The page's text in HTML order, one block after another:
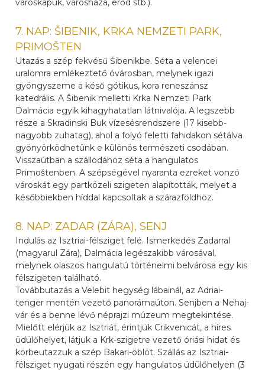
városkapuk, városháza, erőd stb.).
7. NAP: ŠIBENIK, KRKA NEMZETI PARK,
PRIMOŠTEN
Utazás a szép fekvésű Šibenikbe. Séta a velencei
uralomra emlékeztető óvárosban, melynek igazi
gyöngyszeme a késő gótikus, kora reneszánsz
katedrális. A Šibenik melletti Krka Nemzeti Park
Dalmácia egyik kihagyhatatlan látnivalója. A legszebb
része a Skradinski Buk vízesésrendszere (17 kisebb-
nagyobb zuhatag), ahol a folyó feletti fahidakon sétálva
gyönyörködhetünk e különös természeti csodában.
Visszaútban a szállodához séta a hangulatos
Primoštenben. A szépségével nyaranta ezreket vonzó
városkát egy partközeli szigeten alapították, melyet a
későbbiekben híddal kapcsoltak a szárazföldhöz.
8. NAP: ZADAR (ZÁRA), SENJ
Indulás az Isztriai-félsziget felé. Ismerkedés Zadarral
(magyarul Zára), Dalmácia legészakibb városával,
melynek olaszos hangulatú történelmi belvárosa egy kis
félszigeten található.
Továbbutazás a Velebit hegység lábainál, az Adriai-
tenger mentén vezető panorámaúton. Senjben a Nehaj-
vár és a benne lévő néprajzi múzeum megtekintése.
Mielőtt elérjük az Isztriát, érintjük Crikvenicát, a híres
üdülőhelyet, látjuk a Krk-szigetre vezető óriási hidat és
körbeutazzuk a szép Bakari-öblöt. Szállás az Isztriai-
félsziget nyugati részén egy hangulatos üdülőhelyen (3